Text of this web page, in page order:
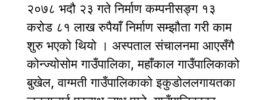
२०७८ भदौ २३ गते निर्माण कम्पनीसङ्ग १३
करोड ८१ लाख रुपैयाँ निर्माण सम्झौता गरी काम
शुरु भएको थियो । अस्पताल संचालनमा आएसँगै
कोन्ज्योसोम गाउँपालिका, महाँकाल गाउँपालिकाको
बुखेल, वाग्मती गाउँपालिकाको इकुडोललगायतका